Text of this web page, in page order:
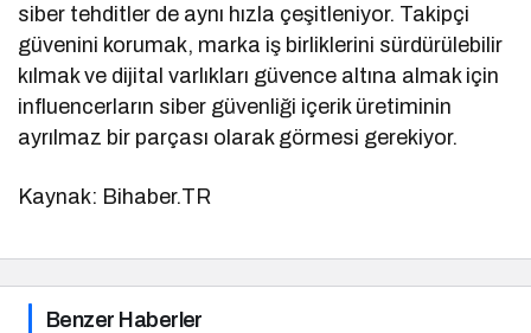
siber tehditler de aynı hızla çeşitleniyor. Takipçi
güvenini korumak, marka iş birliklerini sürdürülebilir
kılmak ve dijital varlıkları güvence altına almak için
influencerların siber güvenliği içerik üretiminin
ayrılmaz bir parçası olarak görmesi gerekiyor.
Kaynak: Bihaber.TR
Benzer Haberler